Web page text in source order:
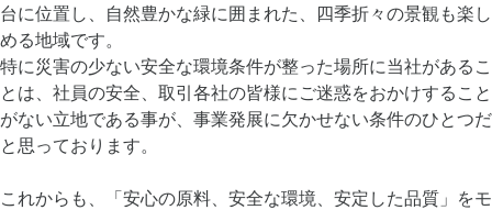
台に位置し、自然豊かな緑に囲まれた、四季折々の景観も楽し
める地域です。
特に災害の少ない安全な環境条件が整った場所に当社があるこ
とは、社員の安全、取引各社の皆様にご迷惑をおかけすること
がない立地である事が、事業発展に欠かせない条件のひとつだ
と思っております。
これからも、「安心の原料、安全な環境、安定した品質」をモ